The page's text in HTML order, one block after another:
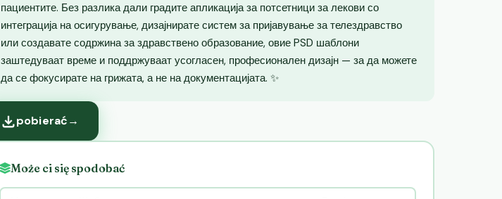
пациентите. Без разлика дали градите апликација за потсетници за лекови со
интеграција на осигурување, дизајнирате систем за пријавување за телездравство
или создавате содржина за здравствено образование, овие PSD шаблони
заштедуваат време и поддржуваат усогласен, професионален дизајн — за да можете
да се фокусирате на грижата, а не на документацијата. ✨
pobierać→
Może ci się spodobać